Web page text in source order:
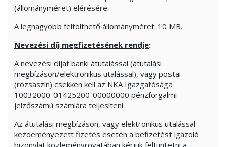
(állományméret) elérésére.
A legnagyobb feltölthető állományméret: 10 MB.
Nevezési díj megfizetésének rendje:
A nevezési díjat banki átutalással (átutalási
megbízáson/elektronikus utalással), vagy postai
(rózsaszín) csekken kell az NKA Igazgatósága
10032000-01425200-00000000 pénzforgalmi
jelzőszámú számlára teljesíteni.
Az átutalási megbízáson, vagy elektronikus utalással
kezdeményezett fizetés esetén a befizetést igazoló
bizonylat közleményrovatában kérjük feltüntetni a